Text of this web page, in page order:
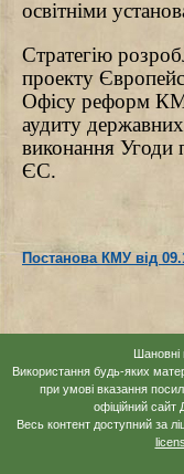
освітніми
Стратегію
проекту
Офісу реформ
аудиту
виконання Угоди
ЄС.
Постанова КМУ від
Шановні
Використання будь-яких
при умові вказання
офіційний сайт
Весь контент доступний за